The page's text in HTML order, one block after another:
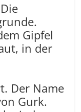
Gipfel
in der
Der Name
Gurk.